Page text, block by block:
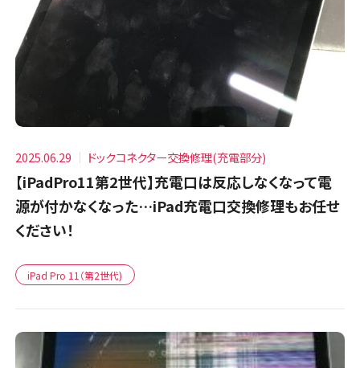
2025.06.29 ドックコネクター交換修理(充電部分)
【iPadPro11第2世代】充電口は反応しなくなって電
源が付かなくなった…iPad充電口交換修理もお任せ
ください！
iPad Pro 11（第2世代)